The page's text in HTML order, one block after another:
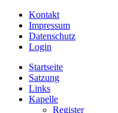
Kontakt
Impressum
Datenschutz
Login
Startseite
Satzung
Links
Kapelle
Register